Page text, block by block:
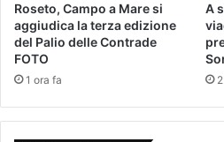
Roseto, Campo a Mare si
aggiudica la terza edizione
del Palio delle Contrade
FOTO
1 ora fa
A